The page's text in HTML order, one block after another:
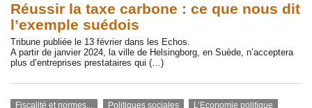
Réussir la taxe carbone : ce que nous dit
l’exemple suédois
Tribune publiée le 13 février dans les Echos.
A partir de janvier 2024, la ville de Helsingborg, en Suède, n’acceptera
plus d’entreprises prestataires qui (…)
Fiscalité et normes... Politiques sociales L’Economie politique